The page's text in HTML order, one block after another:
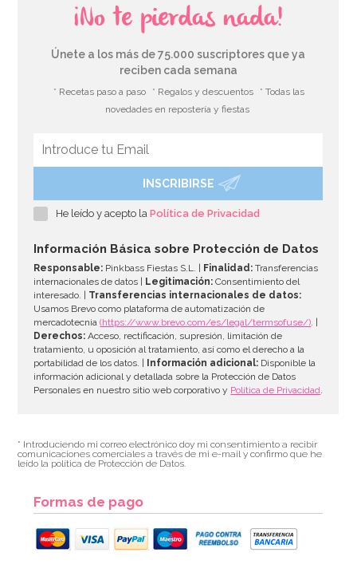
¡No te pierdas nada!
Únete a los más de 75.000 suscriptores que ya
reciben cada semana
* Recetas paso a paso * Regalos y descuentos
* Todas las
novedades en repostería y fiestas
INSCRIBIRSE
He leído y acepto laPolítica de Privacidad
Información Básica sobre Protección de Datos
Responsable: Pinkbass Fiestas S.L. | Finalidad: Transferencias
internacionales de datos |
Legitimación: Consentimiento del
interesado. | Transferencias internacionales de datos:
Usamos Brevo como plataforma de automatización de
mercadotecnia(https://www.brevo.com/es/legal/termsofuse/). |
Derechos: Acceso, rectificación, supresión, limitación de
tratamiento, u oposición al tratamiento, así como el derecho a la
portabilidad de los datos. |
Información adicional: Disponible la
información adicional y detallada sobre la Protección de Datos
Personales en nuestro sitio web corporativo y Política de Privacidad.
* Introduciendo mi correo electrónico doy mi consentimiento a recibir
comunicaciones comerciales a través de mi e-mail y confirmo que he
leído la política de Protección de Datos.
Formas de pago